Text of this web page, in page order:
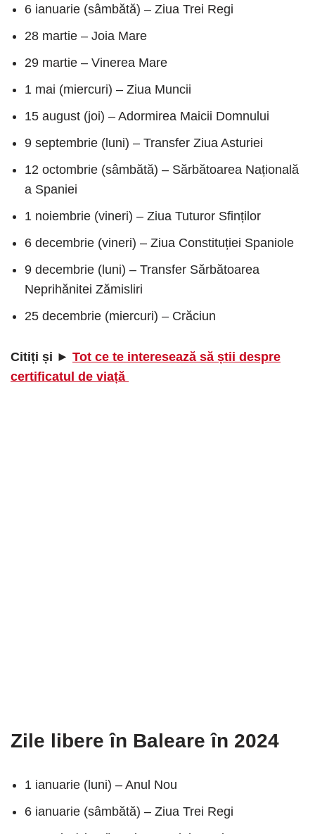
6 ianuarie (sâmbătă) – Ziua Trei Regi
28 martie – Joia Mare
29 martie – Vinerea Mare
1 mai (miercuri) – Ziua Muncii
15 august (joi) – Adormirea Maicii Domnului
9 septembrie (luni) – Transfer Ziua Asturiei
12 octombrie (sâmbătă) – Sărbătoarea Națională
a Spaniei
1 noiembrie (vineri) – Ziua Tuturor Sfinților
6 decembrie (vineri) – Ziua Constituției Spaniole
9 decembrie (luni) – Transfer Sărbătoarea
Neprihănitei Zămisliri
25 decembrie (miercuri) – Crăciun
Citiți și ► Tot ce te interesează să știi despre
certificatul de viață
Zile libere în Baleare în 2024
1 ianuarie (luni) – Anul Nou
6 ianuarie (sâmbătă) – Ziua Trei Regi